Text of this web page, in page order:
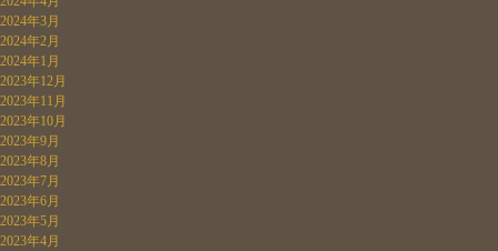
2024年3月
2024年2月
2024年1月
2023年12月
2023年11月
2023年10月
2023年9月
2023年8月
2023年7月
2023年6月
2023年5月
2023年4月